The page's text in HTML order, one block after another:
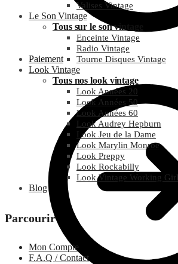
Paiement
Valises Vintage
Le Son Vintage
Tous sur le son vintage
Enceinte Vintage
Radio Vintage
Tourne Disques Vintage
Look Vintage
Tous nos look vintage
Look Années 20
Look Années 50
Look Années 60
Look Audrey Hepburn
Look Jeu de la Dame
Look Marylin Monroe
Look Preppy
Look Rockabilly
Look Vintage Working Girl
Blog
Parcourir
Mon Compte
F.A.Q / Contact